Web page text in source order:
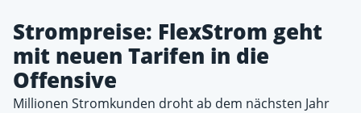
Strompreise: FlexStrom geht
mit neuen Tarifen in die
Offensive
Millionen Stromkunden droht ab dem nächsten Jahr